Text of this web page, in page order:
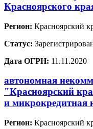
Красноярского
Регион: Красноярский
Статус:
Дата ОГРН: 11.11.2020
автономная
"Красноярский
и микрокредитная
Регион: Красноярский